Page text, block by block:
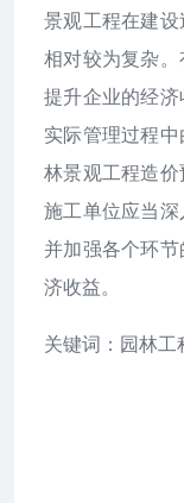
景观工程在建
相对较为复杂。
提升企业的经
实际管理过程
林景观工程造价
施工单位应当深
并加强各个环
济收益。
关键词：园林工